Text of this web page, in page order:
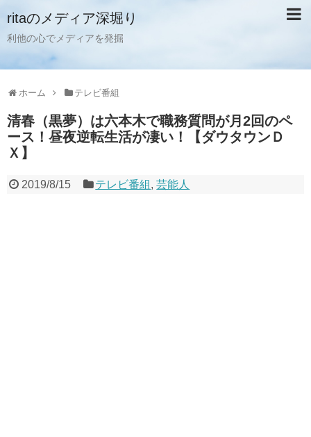
ritaのメディア深堀り
利他の心でメディアを発掘
ホーム テレビ番組
清春（黒夢）は六本木で職務質問が月2回のペ
ース！昼夜逆転生活が凄い！【ダウタウンＤ
Ｘ】
2019/8/15 テレビ番組 ,芸能人